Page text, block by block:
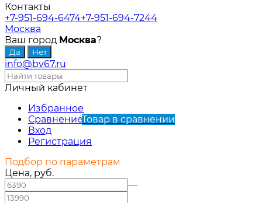
Контакты
+7-951-694-6474+7-951-694-7244
Москва
Ваш город Москва?
info@bv67.ru
Личный кабинет
Избранное
СравнениеТовар в сравнении
Вход
Регистрация
Подбор по параметрам
Цена, руб.
—